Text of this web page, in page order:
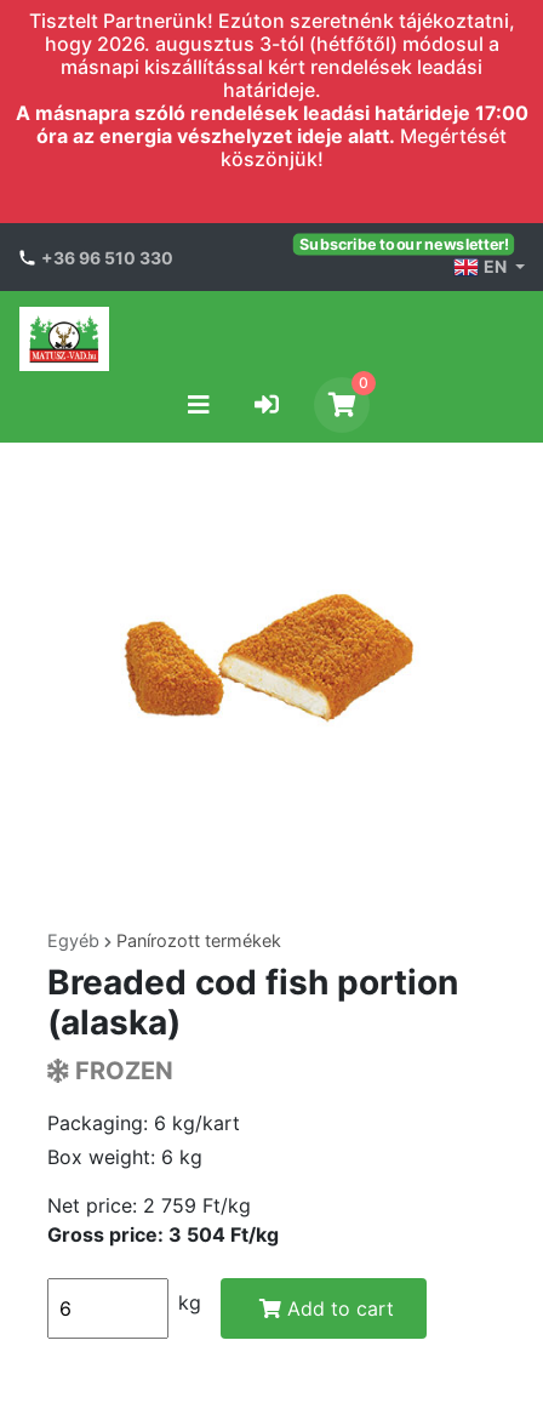
Tisztelt Partnerünk! Ezúton szeretnénk tájékoztatni,
hogy 2026. augusztus 3-tól (hétfőtől) módosul a
másnapi kiszállítással kért rendelések leadási
határideje.
A másnapra szóló rendelések leadási határideje 17:00
óra az energia vészhelyzet ideje alatt. Megértését
köszönjük!
+36 96 510 330
Subscribe to our newsletter!
EN
0
Egyéb Panírozott termékek
Breaded cod fish portion
(alaska)
FROZEN
Packaging: 6 kg/kart
Box weight: 6 kg
Net price: 2 759 Ft/kg
Gross price: 3 504 Ft/kg
kg Add to cart